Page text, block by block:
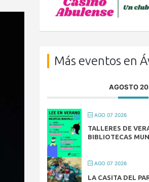
Más eventos en
AGOSTO
AGO 07 2026
TALLERES DE
BIBLIOTECAS
AGO 07 2026
LA CASITA DEL